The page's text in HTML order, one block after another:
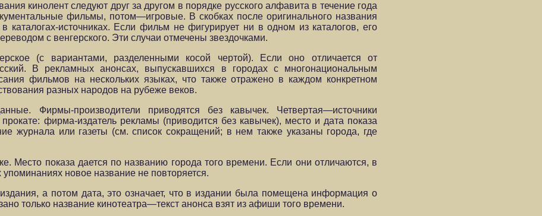
кинолент следуют друг за другом в порядке русского алфавита в течение года
фильмы, потом—игровые. В скобках после оригинального названия
источниках. Если фильм не фигурирует ни в одном из каталогов, его
с венгерского. Эти случаи отмечены звездочками.
(с вариантами, разделенными косой чертой). Если оно отличается от
В рекламных анонсах, выпускавшихся в городах с многонациональным
фильмов на нескольких языках, что также отражено в каждом конкретном
разных народов на рубеже веков.
Фирмы-производители приводятся без кавычек. Четвертая—источники
фирма-издатель рекламы (приводится без кавычек), место и дата показа
журнала или газеты (см. список сокращений; в нем также указаны города, где
Место показа дается по названию города того времени. Если они отличаются, в
новое название не повторяется.
а потом дата, это означает, что в издании была помещена информация о
только название кинотеатра—текст анонса взят из афиши того времени.